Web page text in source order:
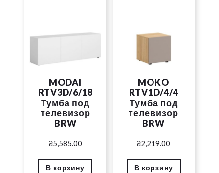
MODAI
RTV3D/6/18
Тумба под
телевизор
BRW
₴5,585.00
В корзину
MOKO
RTV1D/4/4
Тумба под
телевизор
BRW
₴2,219.00
В корзину